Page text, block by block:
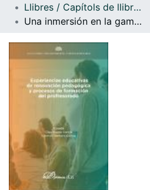
Llibres / Capítols de llibre (Educació Lingüística, Científica i Matemàtica)
Una inmersión en la gamificación: Perspectivas de futuros maestros de educación infantil